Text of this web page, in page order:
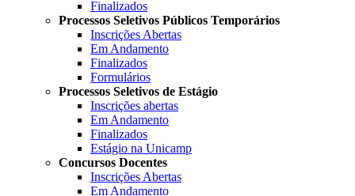
Finalizados
Processos Seletivos Públicos Temporários
Inscrições Abertas
Em Andamento
Finalizados
Formulários
Processos Seletivos de Estágio
Inscrições abertas
Em Andamento
Finalizados
Estágio na Unicamp
Concursos Docentes
Inscrições Abertas
Em Andamento